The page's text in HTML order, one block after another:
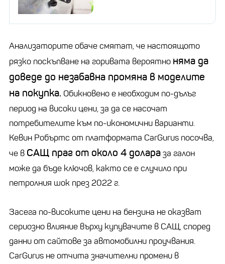
Анализаторите обаче смятат, че настоящото
рязко поскъпване на горивата вероятно няма да
доведе до незабавна промяна в моделите
на покупка. Обикновено е необходим по-дълъг
период на високи цени, за да се насочат
потребителите към по-икономични варианти.
Кевин Робъртс от платформата CarGurus посочва,
че в САЩ праг от около 4 долараза галон
може да бъде ключов, както се е случило при
петролния шок през 2022 г.
Засега по-високите цени на бензина не оказват
сериозно влияние върху купувачите в САЩ, според
данни от сайтове за автомобилни проучвания.
CarGurus не отчита значителни промени в